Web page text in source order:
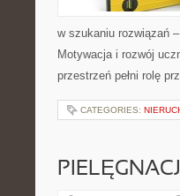
w szukaniu rozwiązań
Motywacja i rozwój
przestrzeń pełni rolę
CATEGORIES: